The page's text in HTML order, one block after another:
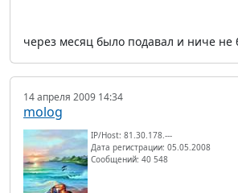
через месяц было подавал и ниче не
14 апреля 2009 14:34
molog
IP/Host: 81.30.178.---
Дата регистрации: 05.05.2008
Сообщений: 40 548